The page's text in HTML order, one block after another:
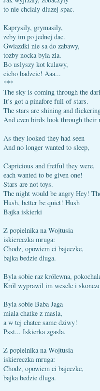
to nie chcialy dluzej spac.
Kaprysily, grymasily,
zeby im po jednej dac.
Gwiazdki nie sa do zabawy,
tozby nocka byla zla.
Bo uslyszy kot kulawy,
cicho badzcie! Aaa...
***
The sky is coming through the
It’s got a pinafore full of stars.
The stars are shining and
And even birds look through their
As they looked-they had seen
And no longer wanted to sleep,
Capricious and fretful they were,
each wanted to be given one!
Stars are not toys.
The night would be angry Hey!
Hush, better be quiet! Hush
Bajka iskierki
Z popielnika na Wojtusia
iskiereczka mruga:
Chodz, opowiem ci bajeczke,
bajka bedzie dluga.
Byla sobie raz królewna,
Król wyprawil im wesele i
Byla sobie Baba Jaga
miala chatke z masla,
a w tej chatce same dziwy!
Psst... Iskierka zgasla.
Z popielnika na Wojtusia
iskiereczka mruga:
Chodz, opowiem ci bajeczke,
bajka bedzie dluga.